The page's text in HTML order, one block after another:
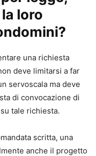
loro
una richiesta
deve limitarsi a far
servoscala ma deve
di convocazione di
tale richiesta.
scritta, una
anche il progetto